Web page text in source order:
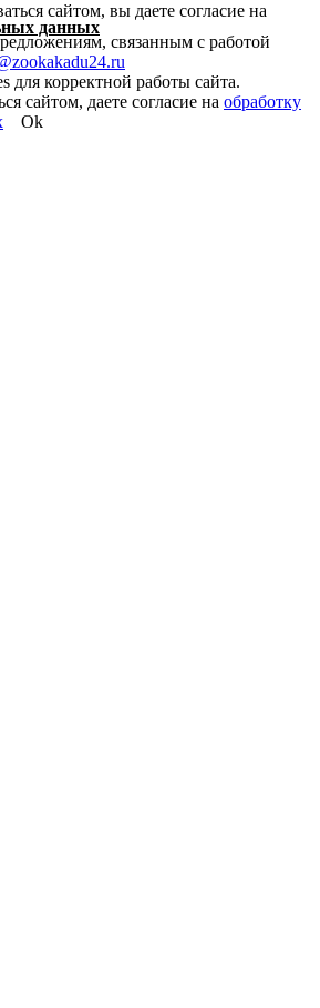
сайтом, вы даете согласие на
данных
связанным с работой
для корректной работы сайта.
сайтом, даете согласие на обработку
Ok